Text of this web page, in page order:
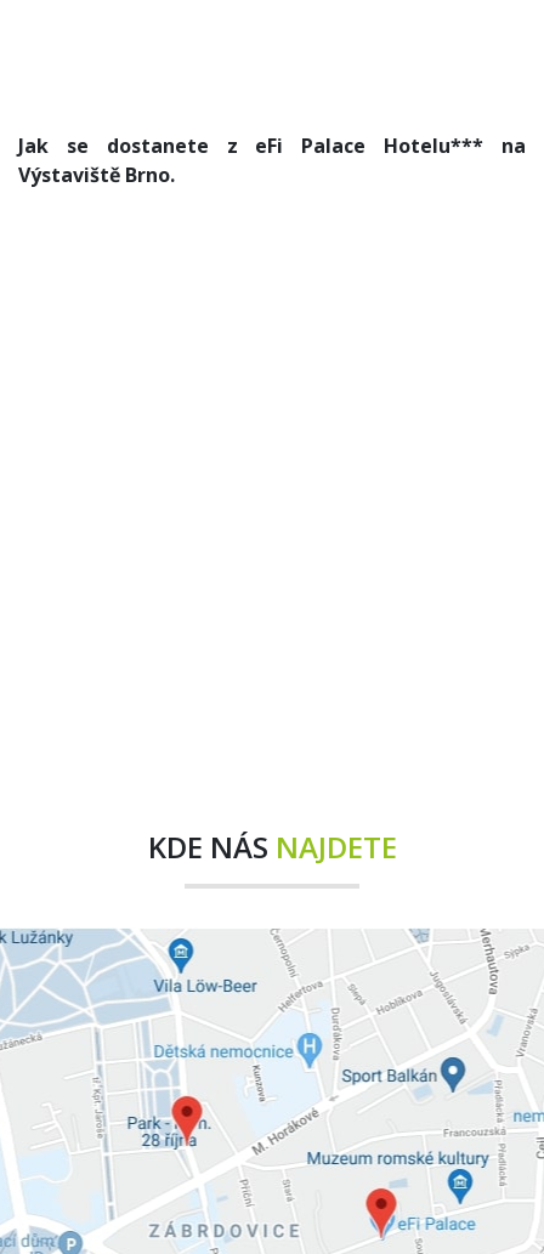
Jak se dostanete z eFi Palace Hotelu*** na
Výstaviště Brno.
KDE NÁS NAJDETE